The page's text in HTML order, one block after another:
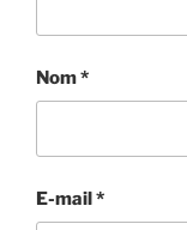
Nom*
E-mail*